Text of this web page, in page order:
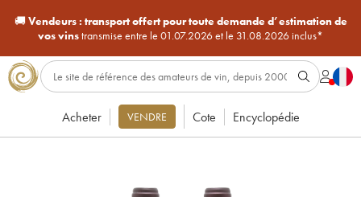
🚚Vendeurs : transport offert pour toute demande d’estimation de
vos vinstransmise entre le 01.07.2026 et le 31.08.2026 inclus*
Acheter VENDRE Cote Encyclopédie